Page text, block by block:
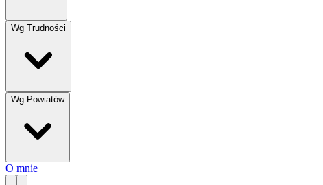
Wg Trudności
Wg Powiatów
O mnie